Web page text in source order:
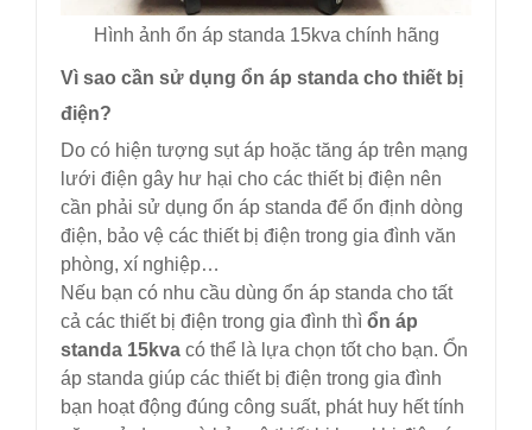
Hình ảnh ổn áp standa 15kva chính hãng
Vì sao cần sử dụng ổn áp standa cho thiết bị
điện?
Do có hiện tượng sụt áp hoặc tăng áp trên mạng
lưới điện gây hư hại cho các thiết bị điện nên
cần phải sử dụng ổn áp standa để ổn định dòng
điện, bảo vệ các thiết bị điện trong gia đình văn
phòng, xí nghiệp…
Nếu bạn có nhu cầu dùng ổn áp standa cho tất
cả các thiết bị điện trong gia đình thì ổn áp
standa 15kva có thể là lựa chọn tốt cho bạn. Ổn
áp standa giúp các thiết bị điện trong gia đình
bạn hoạt động đúng công suất, phát huy hết tính